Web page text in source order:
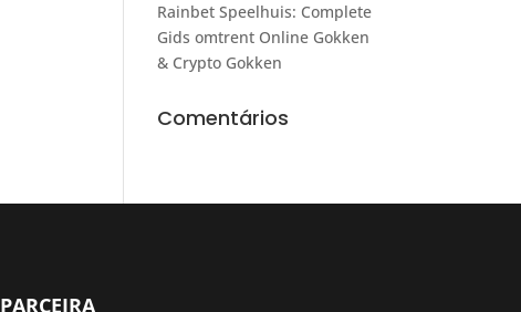
Rainbet Speelhuis: Complete
Gids omtrent Online Gokken
& Crypto Gokken
Comentários
PARCEIRA